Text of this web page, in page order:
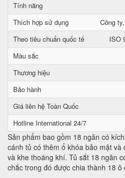
Tính năng
Thích hợp sử dụng
Công
Theo tiêu chuẩn quốc tế
ISO
Màu sắc
Thương hiệu
Bảo hành
Giá liên hệ Toàn Quốc
Hotline International 24/7
Sản phẩm bao gồm 18 ngăn có
cánh tủ có thêm ổ khóa bảo mật
và khe thoáng khí. Tủ sắt 18 ngăn
chắc trong đó được chia thành 18